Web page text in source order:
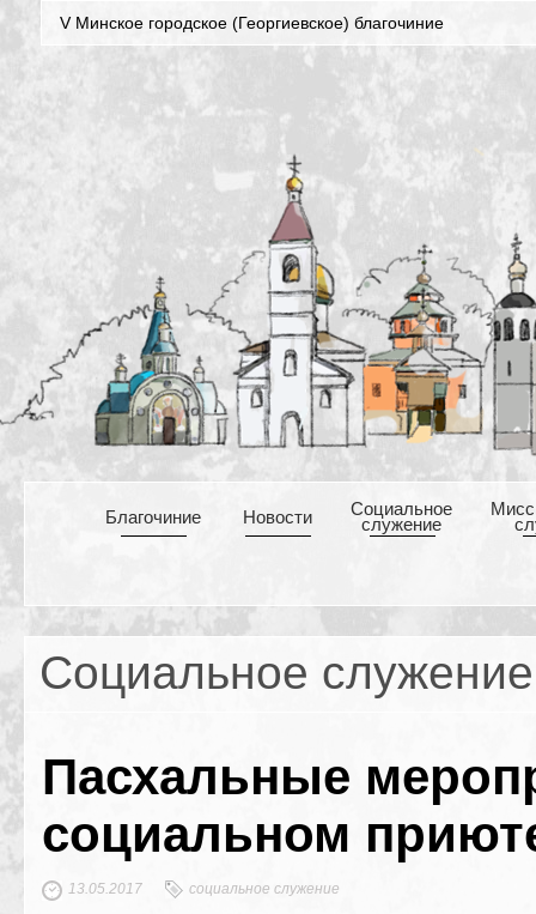
V Минское городское (Георгиевское) благочиние
Благочиние Новости Cоциальное
служение
Социальное служение
Пасхальные
социальном
13.05.2017 социальное служение